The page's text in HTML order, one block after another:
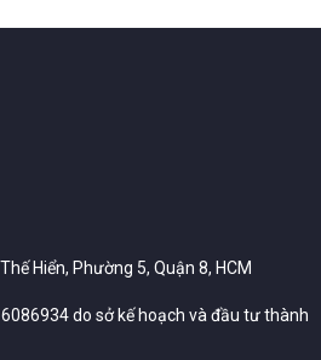
Hiển, Phường 5, Quận 8, HCM
do sở kế hoạch và đầu tư thành